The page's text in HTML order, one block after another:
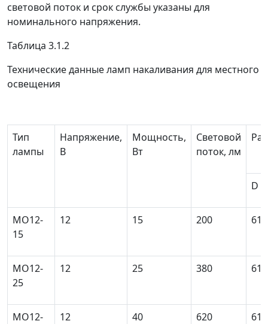
световой поток и срок службы указаны для
номинального напряжения.
Таблица 3.1.2
Технические данные ламп накаливания для местного
освещения
Тип
лампы
Напряжение,
В
Мощность,
Вт
Световой
поток, лм
D
MO12-
15
12 15 200 61
MO12-
25
12 25 380 61
MO12-
12 40 620 61